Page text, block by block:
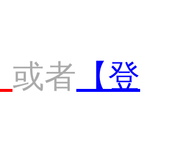
或者 【登